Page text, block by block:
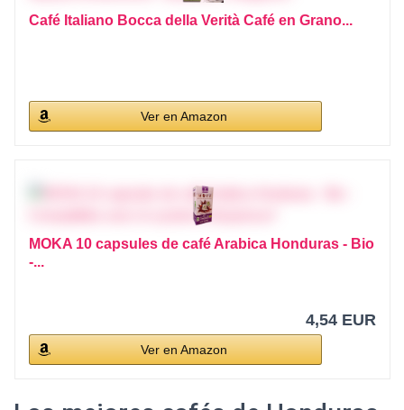
Café Italiano Bocca della Verità Café en Grano...
Ver en Amazon
MOKA 10 capsules de café Arabica Honduras - Bio
-...
4,54 EUR
Ver en Amazon